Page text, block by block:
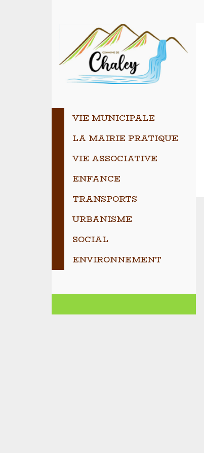
VIE MUNICIPALE
LA MAIRIE PRATIQUE
VIE ASSOCIATIVE
ENFANCE
TRANSPORTS
URBANISME
SOCIAL
ENVIRONNEMENT